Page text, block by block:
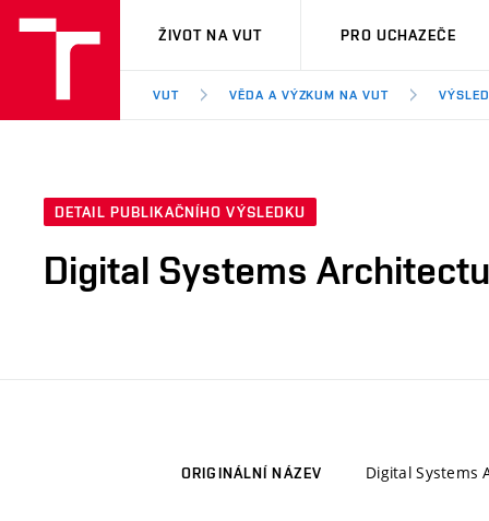
VUT
ŽIVOT NA VUT PRO UCHAZEČE
VUT VĚDA A VÝZKUM NA VUT
DETAIL PUBLIKAČNÍHO VÝSLEDKU
Digital Systems
ORIGINÁLNÍ NÁZEV Digital Systems